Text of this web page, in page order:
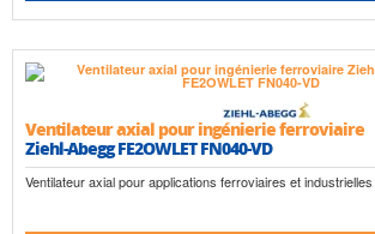
Ventilateur axial pour ingénierie ferroviaire
Ziehl-Abegg FE2OWLET FN040-VD
Ventilateur axial pour applications ferroviaires et industrielles